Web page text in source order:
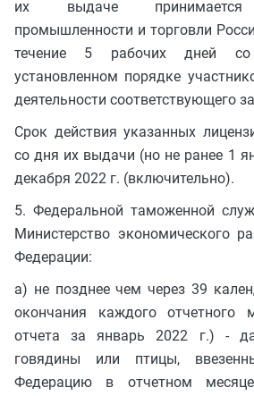
их выдаче принимается
промышленности и торговли
течение 5 рабочих дней
установленном порядке
деятельности соответствующего
Срок действия указанных
со дня их выдачи (но не ранее 1
декабря 2022 г. (включительно).
5. Федеральной таможенной
Министерство экономического
Федерации:
а) не позднее чем через 39
окончания каждого отчетного
отчета за январь 2022 г.) -
говядины или птицы,
Федерацию в отчетном